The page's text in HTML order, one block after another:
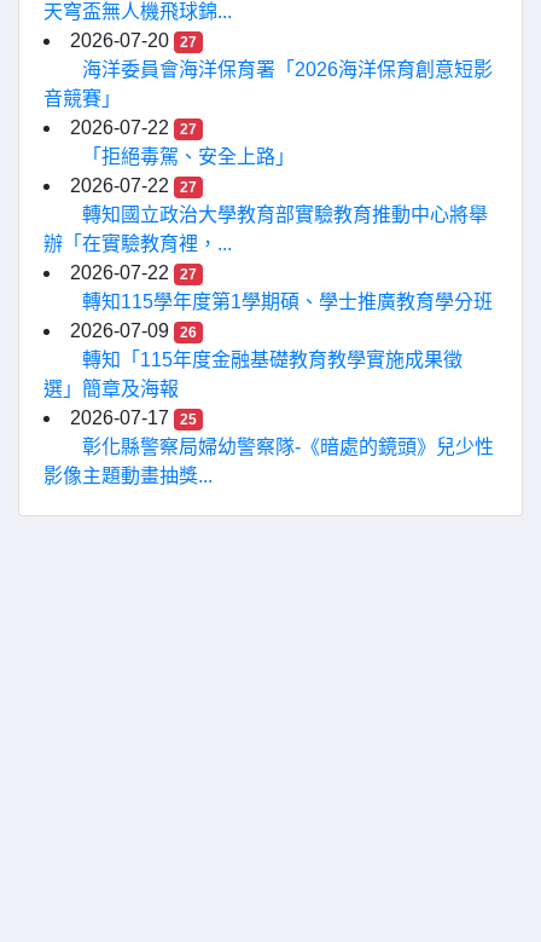
天穹盃無人機飛球錦...
2026-07-20
27
海洋委員會海洋保育署「2026海洋保育創意短影
音競賽」
2026-07-22
27
「拒絕毒駕、安全上路」
2026-07-22
27
轉知國立政治大學教育部實驗教育推動中心將舉
辦「在實驗教育裡，...
2026-07-22
27
轉知115學年度第1學期碩、學士推廣教育學分班
2026-07-09
26
轉知「115年度金融基礎教育教學實施成果徵
選」簡章及海報
2026-07-17
25
彰化縣警察局婦幼警察隊-《暗處的鏡頭》兒少性
影像主題動畫抽獎...